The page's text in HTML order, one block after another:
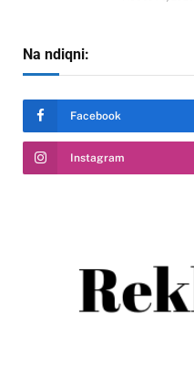
Na ndiqni:
Facebook
Instagram